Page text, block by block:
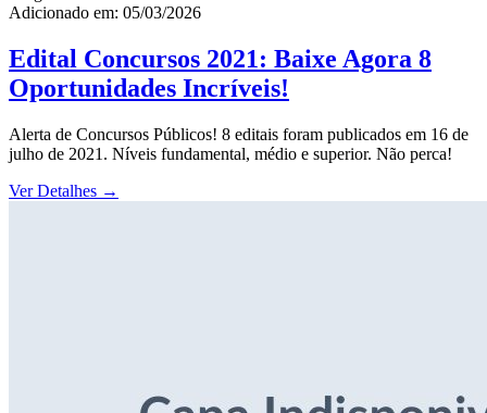
Adicionado em: 05/03/2026
Edital Concursos 2021: Baixe Agora 8
Oportunidades Incríveis!
Alerta de Concursos Públicos! 8 editais foram publicados em 16 de
julho de 2021. Níveis fundamental, médio e superior. Não perca!
Ver Detalhes →